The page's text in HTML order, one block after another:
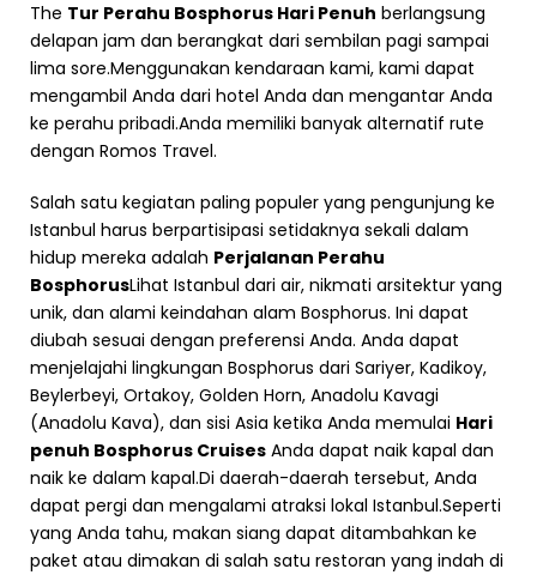
The Tur Perahu Bosphorus Hari Penuh berlangsung
delapan jam dan berangkat dari sembilan pagi sampai
lima sore.Menggunakan kendaraan kami, kami dapat
mengambil Anda dari hotel Anda dan mengantar Anda
ke perahu pribadi.Anda memiliki banyak alternatif rute
dengan Romos Travel.
Salah satu kegiatan paling populer yang pengunjung ke
Istanbul harus berpartisipasi setidaknya sekali dalam
hidup mereka adalah Perjalanan Perahu
BosphorusLihat Istanbul dari air, nikmati arsitektur yang
unik, dan alami keindahan alam Bosphorus. Ini dapat
diubah sesuai dengan preferensi Anda. Anda dapat
menjelajahi lingkungan Bosphorus dari Sariyer, Kadikoy,
Beylerbeyi, Ortakoy, Golden Horn, Anadolu Kavagi
(Anadolu Kava), dan sisi Asia ketika Anda memulai Hari
penuh Bosphorus Cruises Anda dapat naik kapal dan
naik ke dalam kapal.Di daerah-daerah tersebut, Anda
dapat pergi dan mengalami atraksi lokal Istanbul.Seperti
yang Anda tahu, makan siang dapat ditambahkan ke
paket atau dimakan di salah satu restoran yang indah di